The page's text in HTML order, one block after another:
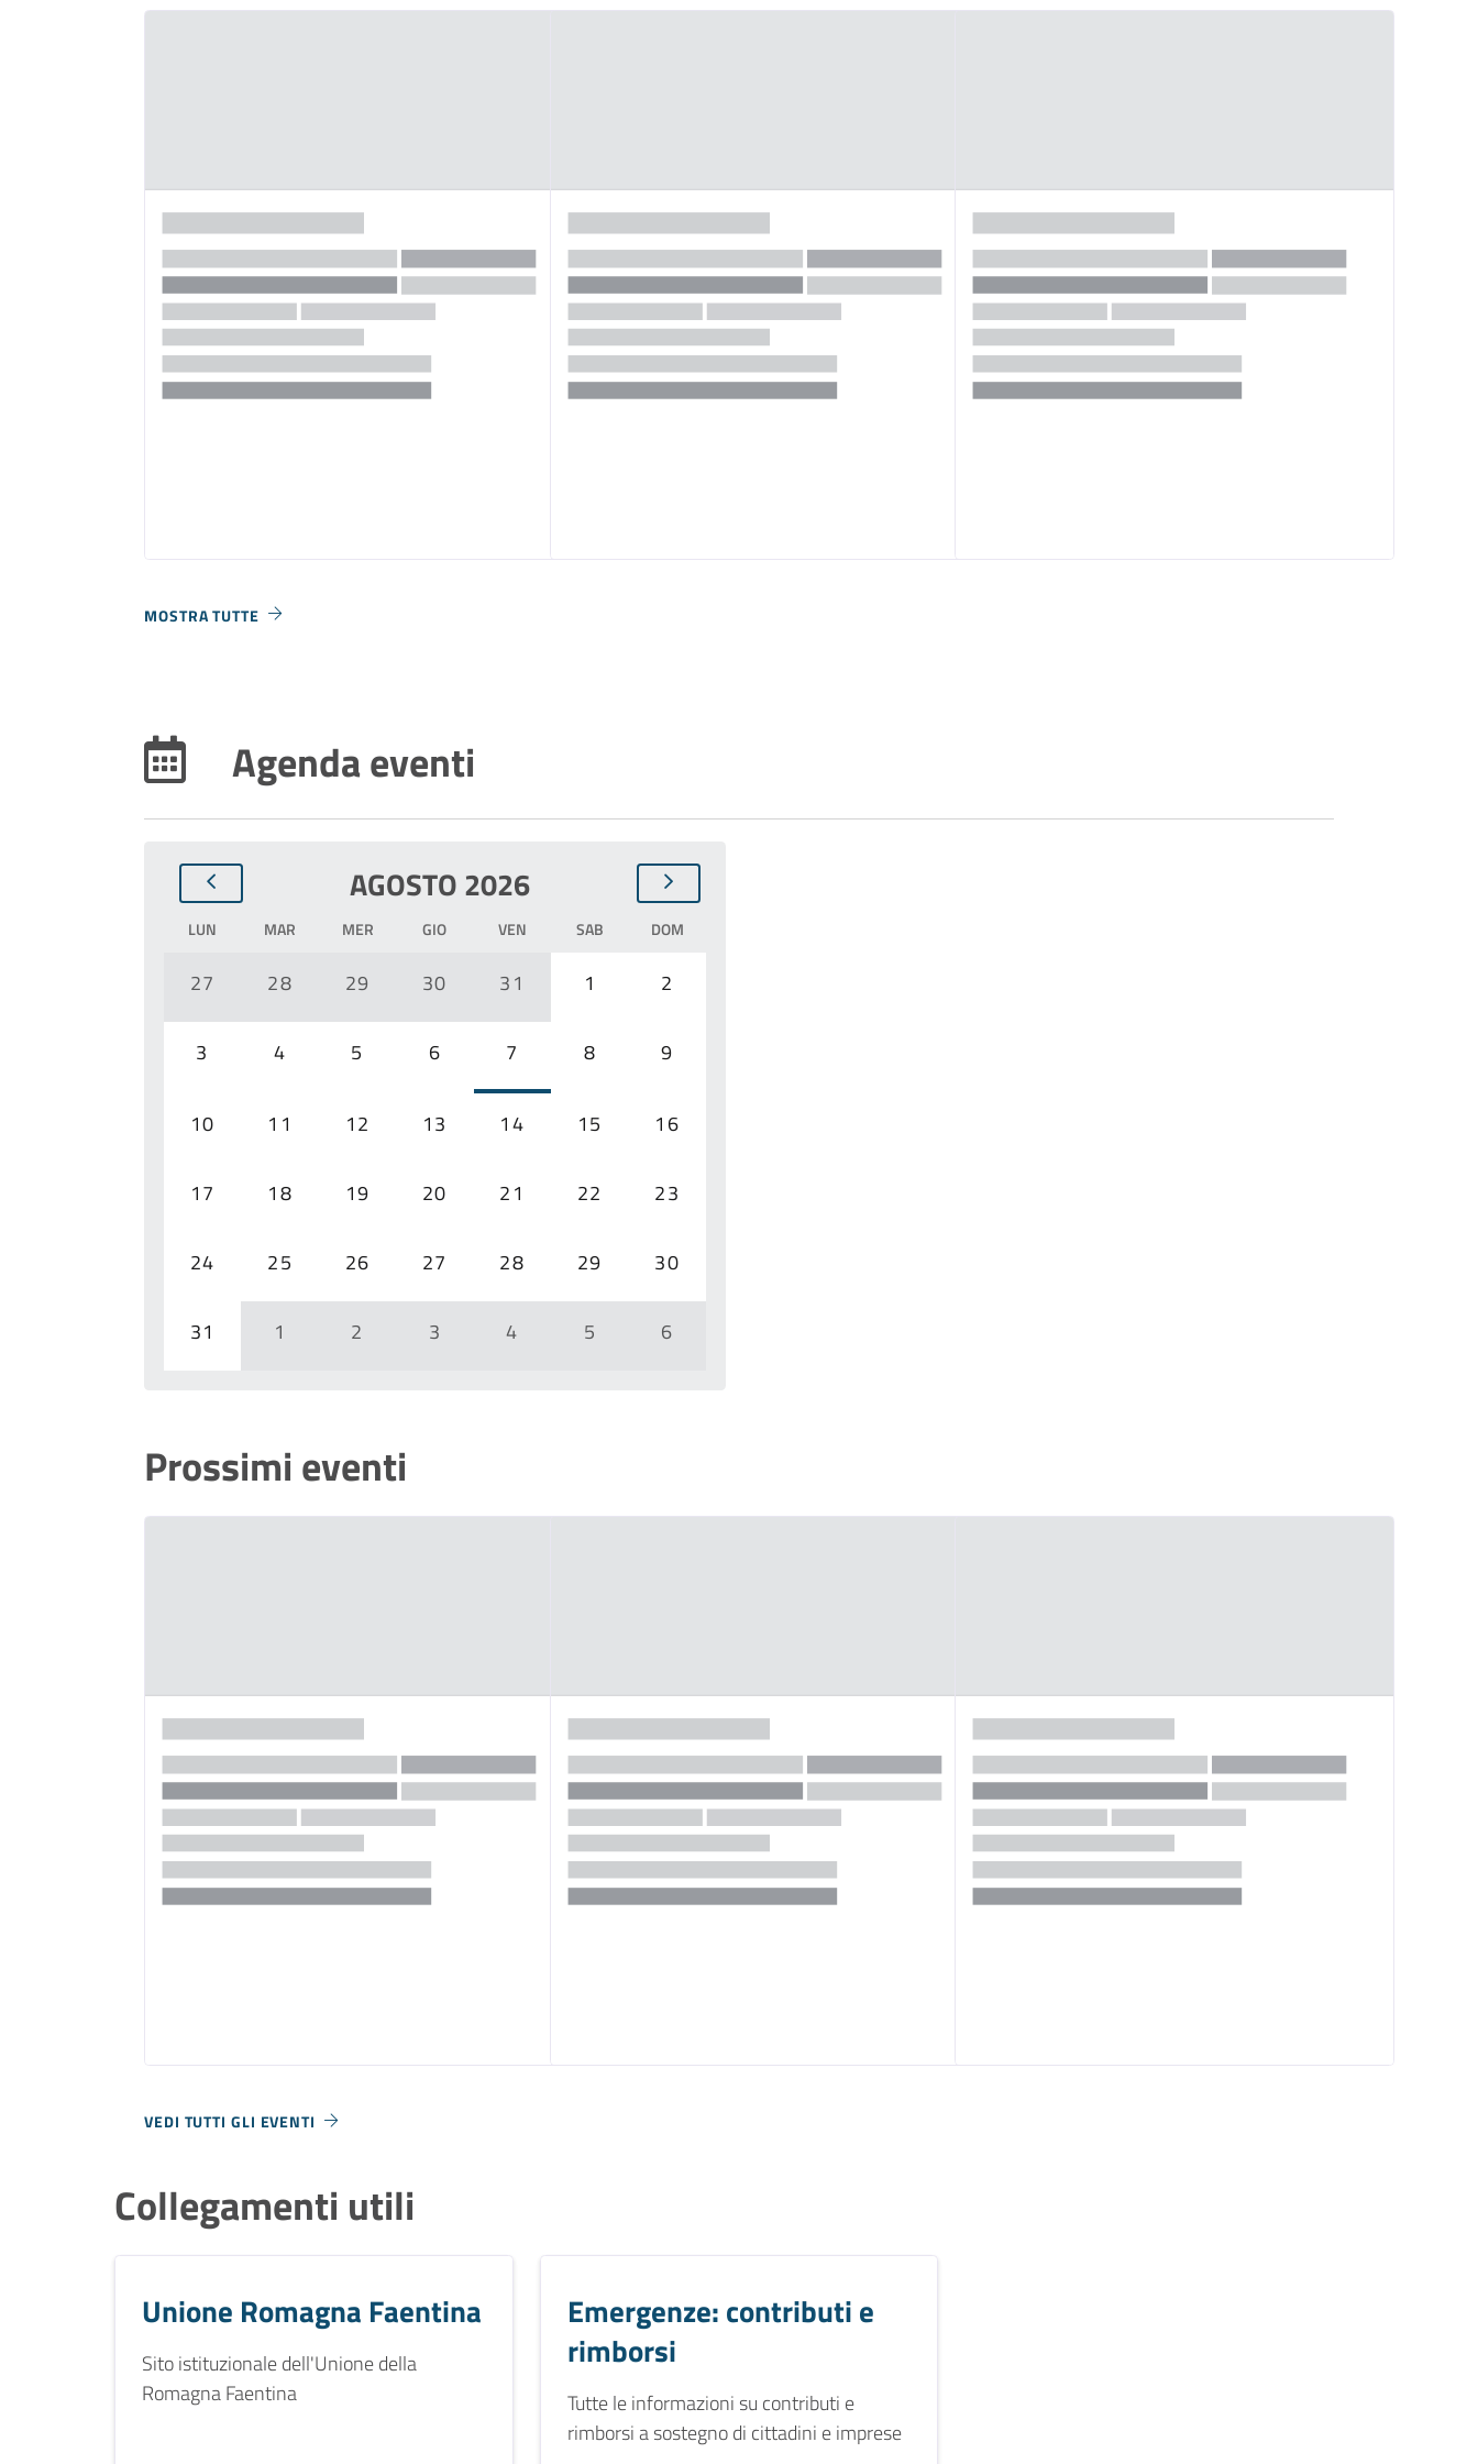
MOSTRA TUTTE
Agenda eventi
AGOSTO 2026
LUN MAR MER GIO VEN SAB DOM
27 28 29 30 31 1 2
3 4 5 6 7 8 9
10 11 12 13 14 15 16
17 18 19 20 21 22 23
24 25 26 27 28 29 30
31 1 2 3 4 5 6
Prossimi eventi
VEDI TUTTI GLI EVENTI
Collegamenti utili
Unione Romagna Faentina
Sito istituzionale dell'Unione della
Romagna Faentina
Emergenze: contributi e
rimborsi
Tutte le informazioni su contributi e
rimborsi a sostegno di cittadini e imprese